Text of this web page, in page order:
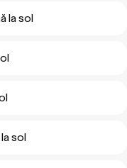
la sol
sol